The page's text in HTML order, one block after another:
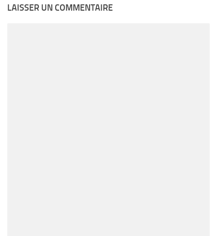
LAISSER UN COMMENTAIRE